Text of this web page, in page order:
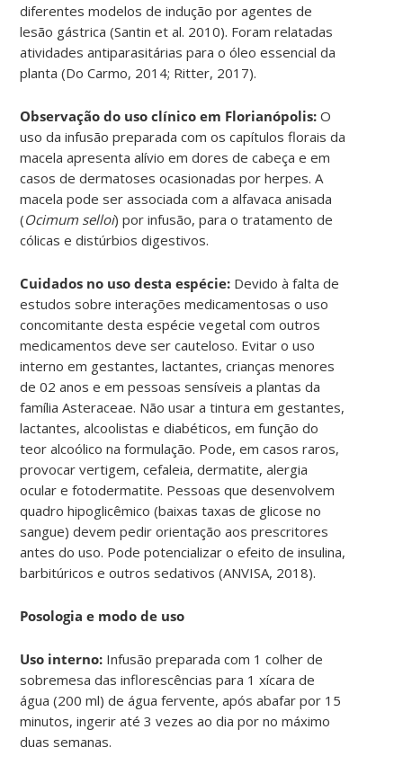
diferentes modelos de indução por agentes de
lesão gástrica (Santin et al. 2010). Foram relatadas
atividades antiparasitárias para o óleo essencial da
planta (Do Carmo, 2014; Ritter, 2017).
Observação do uso clínico em Florianópolis:O
uso da infusão preparada com os capítulos florais da
macela apresenta alívio em dores de cabeça e em
casos de dermatoses ocasionadas por herpes. A
macela pode ser associada com a alfavaca anisada
(Ocimum selloi) por infusão, para o tratamento de
cólicas e distúrbios digestivos.
Cuidados no uso desta espécie: Devido à falta de
estudos sobre interações medicamentosas o uso
concomitante desta espécie vegetal com outros
medicamentos deve ser cauteloso. Evitar o uso
interno em gestantes, lactantes, crianças menores
de 02 anos e em pessoas sensíveis a plantas da
família Asteraceae. Não usar a tintura em gestantes,
lactantes, alcoolistas e diabéticos, em função do
teor alcoólico na formulação. Pode, em casos raros,
provocar vertigem, cefaleia, dermatite, alergia
ocular e fotodermatite. Pessoas que desenvolvem
quadro hipoglicêmico (baixas taxas de glicose no
sangue) devem pedir orientação aos prescritores
antes do uso. Pode potencializar o efeito de insulina,
barbitúricos e outros sedativos (ANVISA, 2018).
Posologia e modo de uso
Uso interno: Infusão preparada com 1 colher de
sobremesa das inflorescências para 1 xícara de
água (200 ml) de água fervente, após abafar por 15
minutos, ingerir até 3 vezes ao dia por no máximo
duas semanas.